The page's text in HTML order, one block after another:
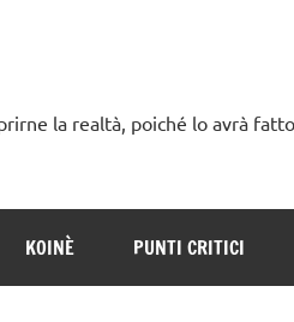
la realtà, poiché lo avrà
KOINÈ PUNTI CRITICI